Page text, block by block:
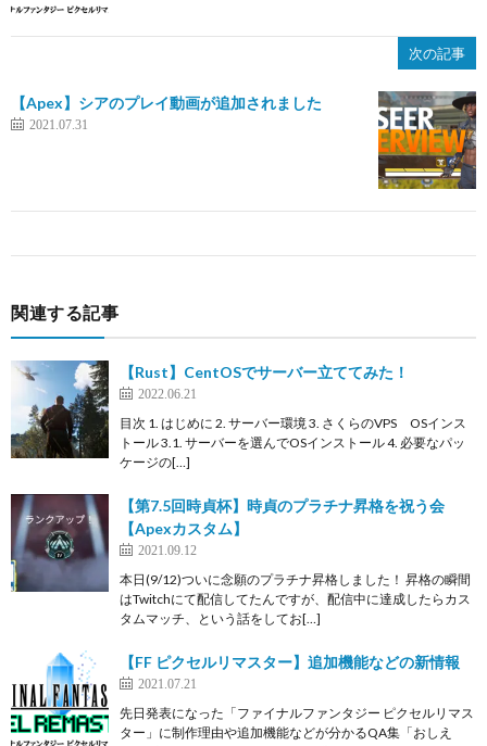
次の記事
【Apex】シアのプレイ動画が追加されました
2021.07.31
関連する記事
【Rust】CentOSでサーバー立ててみた！
2022.06.21
目次 1. はじめに 2. サーバー環境 3. さくらのVPS OSインス
トール 3.1. サーバーを選んでOSインストール 4. 必要なパッ
ケージの[…]
【第7.5回時貞杯】時貞のプラチナ昇格を祝う会
【Apexカスタム】
2021.09.12
本日(9/12)ついに念願のプラチナ昇格しました！ 昇格の瞬間
はTwitchにて配信してたんですが、配信中に達成したらカス
タムマッチ、という話をしてお[…]
【FF ピクセルリマスター】追加機能などの新情報
2021.07.21
先日発表になった「ファイナルファンタジー ピクセルリマス
ター」に制作理由や追加機能などが分かるQA集「おしえ